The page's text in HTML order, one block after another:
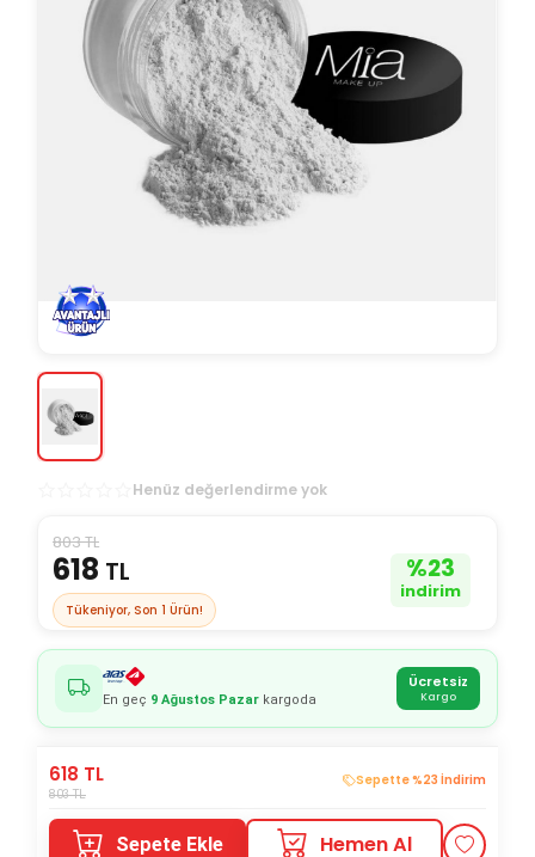
Henüz değerlendirme yok
803 TL
618 TL
Tükeniyor, Son 1 Ürün!
%23
indirim
En geç 9 Ağustos Pazar kargoda
Ücretsiz
Kargo
618 TL
803TL
Sepette %23 İndirim
Sepete Ekle Hemen Al